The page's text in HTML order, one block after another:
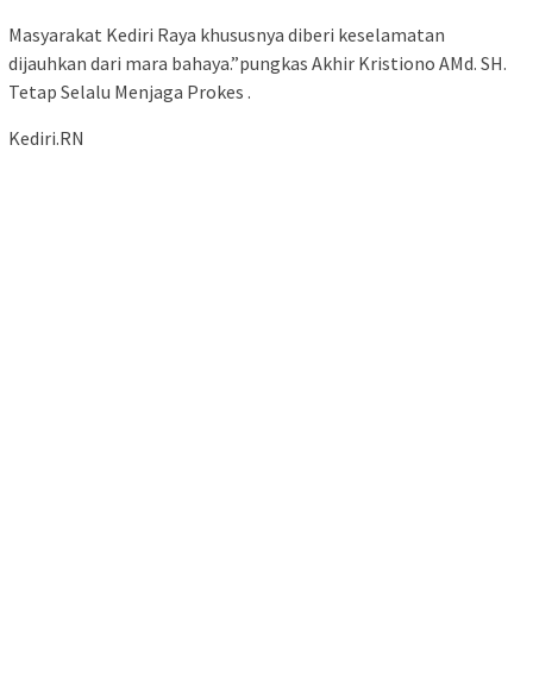
Masyarakat Kediri Raya khususnya diberi keselamatan
dijauhkan dari mara bahaya.”pungkas Akhir Kristiono AMd. SH.
Tetap Selalu Menjaga Prokes .
Kediri.RN